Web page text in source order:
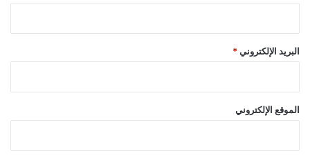
البريد الإلكتروني *
الموقع الإلكتروني